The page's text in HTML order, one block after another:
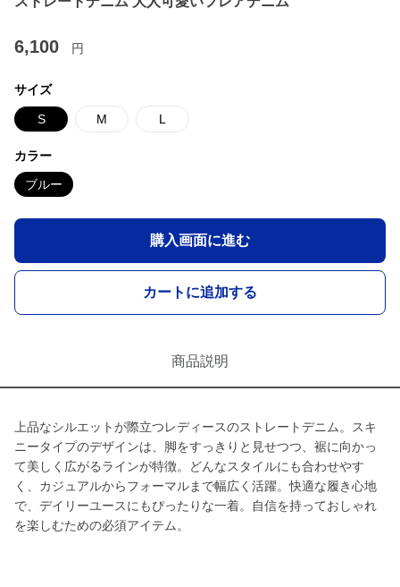
6,100 円
サイズ
S M L
カラー
ブルー
購入画面に進む
カートに追加する
商品説明
上品なシルエットが際立つレディースのストレートデニム。スキ
ニータイプのデザインは、脚をすっきりと見せつつ、裾に向かっ
て美しく広がるラインが特徴。どんなスタイルにも合わせやす
く、カジュアルからフォーマルまで幅広く活躍。快適な履き心地
で、デイリーユースにもぴったりな一着。自信を持っておしゃれ
を楽しむための必須アイテム。